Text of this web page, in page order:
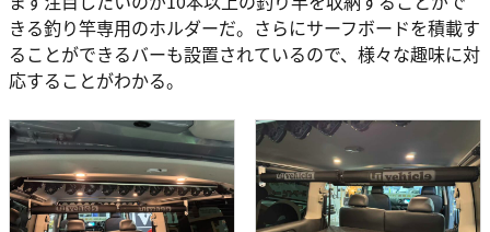
きる釣り竿専用のホルダーだ。さらにサーフボードを積載す
ることができるバーも設置されているので、様々な趣味に対
応することがわかる。